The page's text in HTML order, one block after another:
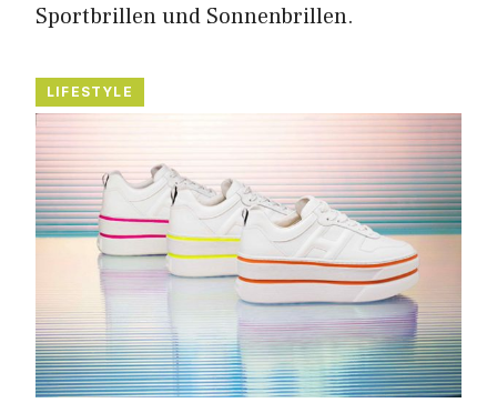
Sportbrillen und Sonnenbrillen.
LIFESTYLE